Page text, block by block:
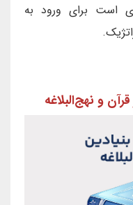
است برای ورود به
و نهج‌البلاغه